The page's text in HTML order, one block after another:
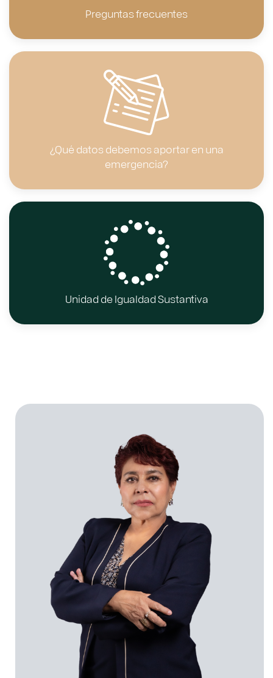
Preguntas frecuentes
¿Qué datos debemos aportar en una
emergencia?
Unidad de Igualdad Sustantiva